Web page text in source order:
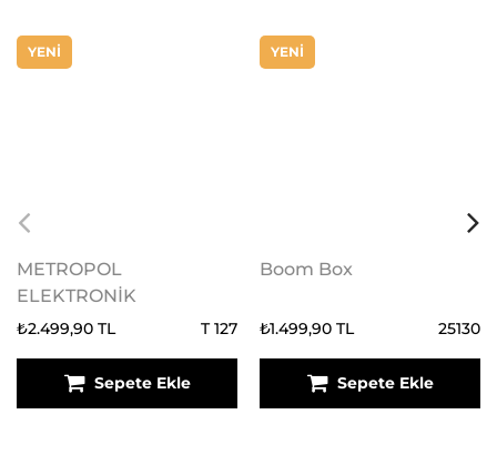
YENİ
METROPOL
ELEKTRONİK
₺2.499,90 TL T 127
Sepete Ekle
YENİ
Boom Box
₺1.499,90 TL 25130
Sepete Ekle